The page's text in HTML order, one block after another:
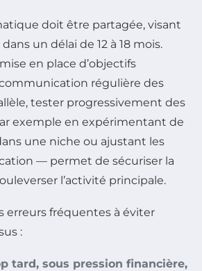
doit être partagée, visant
un délai de 12 à 18 mois.
en place d’objectifs
régulière des
tester progressivement des
exemple en expérimentant de
une niche ou ajustant les
— permet de sécuriser la
l’activité principale.
erreurs fréquentes à éviter
:
tard, sous pression financière,